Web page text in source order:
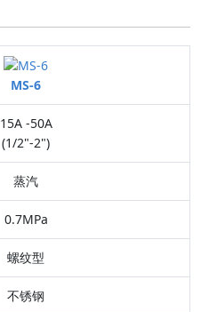
MS-6
15A -50A
(1/2"-2")
蒸汽
0.7MPa
螺纹型
不锈钢